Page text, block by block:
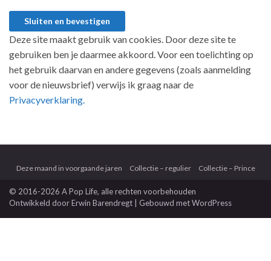
Deze site maakt gebruik van cookies. Door deze site te
gebruiken ben je daarmee akkoord. Voor een toelichting op
het gebruik daarvan en andere gegevens (zoals aanmelding
voor de nieuwsbrief) verwijs ik graag naar de
Privacyverklaring.
Deze maand in voorgaande jaren Collectie – regulier Collectie – Prince
© 2016-2026 A Pop Life, alle rechten voorbehouden
Ontwikkeld doorErwin Barendregt | Gebouwd metWordPress